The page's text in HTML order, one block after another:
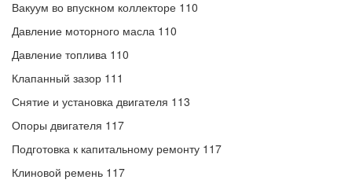
Вакуум во впускном коллекторе 110
Давление моторного масла 110
Давление топлива 110
Клапанный зазор 111
Снятие и установка двигателя 113
Опоры двигателя 117
Подготовка к капитальному ремонту 117
Клиновой ремень 117